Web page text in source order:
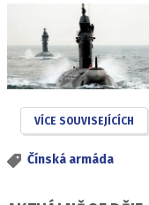
VÍCE SOUVISEJÍCÍCH
Čínská armáda